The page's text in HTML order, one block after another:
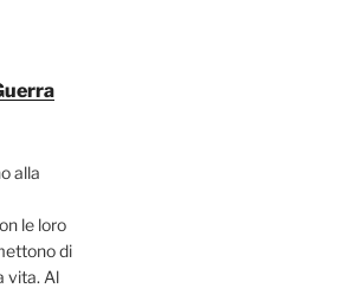
alla
le loro
di
vita. Al